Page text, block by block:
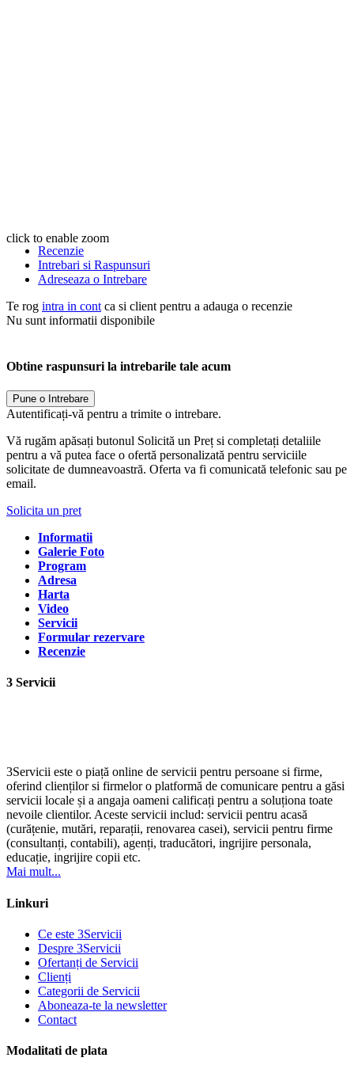
click to enable zoom
Recenzie
Intrebari si Raspunsuri
Adreseaza o Intrebare
Te rog intra in cont ca si client pentru a adauga o recenzie
Nu sunt informatii disponibile
Obtine raspunsuri la intrebarile tale acum
Pune o Intrebare
Autentificați-vă pentru a trimite o intrebare.
Vă rugăm apăsați butonul Solicită un Preț si completați detaliile
pentru a vă putea face o ofertă personalizată pentru serviciile
solicitate de dumneavoastră. Oferta va fi comunicată telefonic sau pe
email.
Solicita un pret
Informatii
Galerie Foto
Program
Adresa
Harta
Video
Servicii
Formular rezervare
Recenzie
3 Servicii
3Servicii este o piață online de servicii pentru persoane si firme,
oferind clienților si firmelor o platformă de comunicare pentru a găsi
servicii locale și a angaja oameni calificați pentru a soluționa toate
nevoile clientilor. Aceste servicii includ: servicii pentru acasă
(curățenie, mutări, reparații, renovarea casei), servicii pentru firme
(consultanți, contabili), agenți, traducători, ingrijire personala,
educație, ingrijire copii etc.
Mai mult...
Linkuri
Ce este 3Servicii
Despre 3Servicii
Ofertanți de Servicii
Clienți
Categorii de Servicii
Aboneaza-te la newsletter
Contact
Modalitati de plata